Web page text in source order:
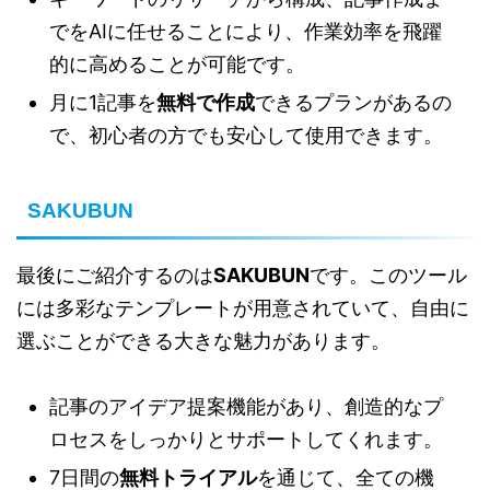
でをAIに任せることにより、作業効率を飛躍
的に高めることが可能です。
月に1記事を無料で作成できるプランがあるの
で、初心者の方でも安心して使用できます。
SAKUBUN
最後にご紹介するのはSAKUBUNです。このツール
には多彩なテンプレートが用意されていて、自由に
選ぶことができる大きな魅力があります。
記事のアイデア提案機能があり、創造的なプ
ロセスをしっかりとサポートしてくれます。
7日間の無料トライアルを通じて、全ての機